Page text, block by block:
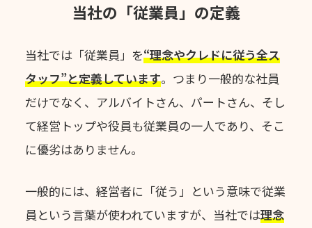
当社の「従業員」の定義
当社では「従業員」を“理念やクレドに従う全ス
タッフ”と定義しています。 つまり一般的な社員
だけでなく、アルバイトさん、パートさん、 そし
て経営トップや役員も従業員の一人であり、そこ
に優劣はありません。
一般的には、経営者に「従う」という意味で従業
員という言葉が使われていますが、 当社では理念